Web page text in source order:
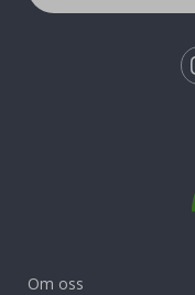
Om oss